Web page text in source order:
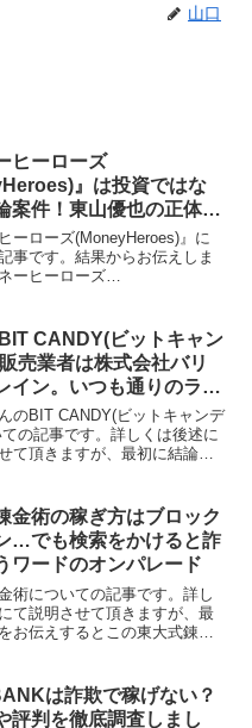
山口
ヒーローズ
』は投資ではな
案件！東山優也の正体
ミ評判からわかる実態を
解説！
ヒーローズ(MoneyHeroes)』に
事です。結果からお伝えしま
ーヒーローズ
りました。『マネーヒーロー
CANDY(ビットキャン
売業者は株式会社バリ
イン。いつも通りのラン
ページ。
のBIT CANDY(ビットキャンデ
ての記事です。詳しくは後述に
て頂きますが、最初に結論を
を教えて欲しいという方
金術の稼ぎ方はブロック
…でも検索をかけると詐
ワードのオンパレード
術についての記事です。詳し
て説明させて頂きますが、最
お伝えするとこの東大式錬金
っていて、稼げている案件を
ゼントしますの...
は詐欺で稼げない？
評判を徹底調査しまし